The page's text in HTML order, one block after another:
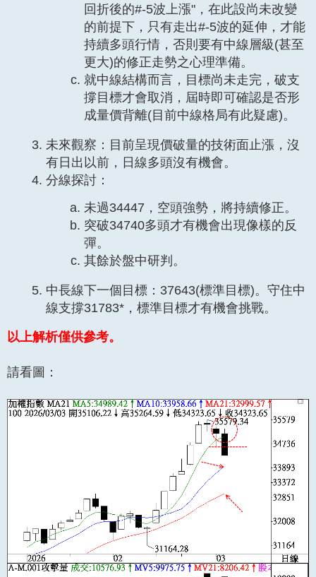
回折後的#-5波上漲"，在此設尚未改變
的前提下，只有走出#-5波的延伸，才能
持續多頭行情，否則要有中線層級(甚至
更大)的修正走勢之心理準備。
就中線結構而言，目標尚未走完，破支
撐目標才會取消，屆時即可確認是否形
成量價背離(目前中線格局有此疑慮)。
未來觀察：目前呈現價破量的技術面止漲，沒
有日出以前，日線多頭沒有機會。
分線探討：
未過34447，空頭強勢，將持續修正。
突破34740多頭才有機會出現像樣的反
彈。
其餘於盤中研判。
中長線下一個目標：37643(標準目標)。守住中
線支撐31783*，標準目標才有機會挑戰。
以上解析僅供參考。
請看圖：